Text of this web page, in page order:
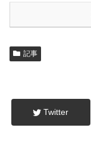
記事
Twitter